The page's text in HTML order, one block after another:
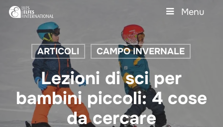
Skip
Menu
ARTICOLI CAMPO INVERNALE
Lezioni di sci per
bambini piccoli: 4 cose
da cercare